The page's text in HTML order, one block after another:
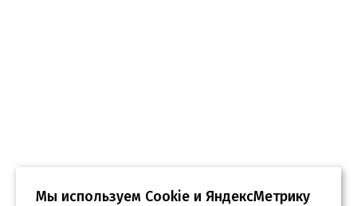
Мы используем Сookie и ЯндексМетрику